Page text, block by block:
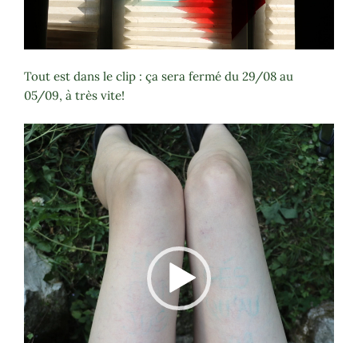
Tout est dans le clip : ça sera fermé du 29/08 au
05/09, à très vite!
Lecteur
vidéo